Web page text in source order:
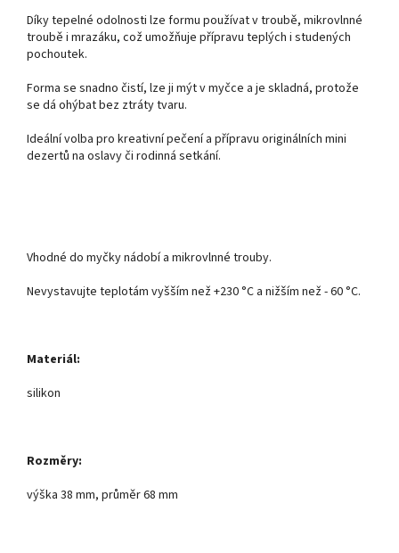
Díky tepelné odolnosti lze formu používat v troubě, mikrovlnné
troubě i mrazáku, což umožňuje přípravu teplých i studených
pochoutek.
Forma se snadno čistí, lze ji mýt v myčce a je skladná, protože
se dá ohýbat bez ztráty tvaru.
Ideální volba pro kreativní pečení a přípravu originálních mini
dezertů na oslavy či rodinná setkání.
Vhodné do myčky nádobí a mikrovlnné trouby.
Nevystavujte teplotám vyšším než +230 °C a nižším než - 60 °C.
Materiál:
silikon
Rozměry:
výška 38 mm, průměr 68 mm